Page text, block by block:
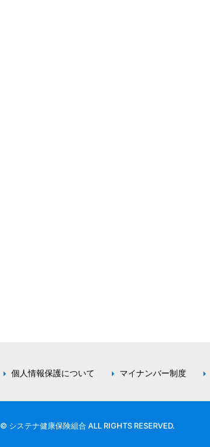
個人情報保護について マイナンバー制度
© システナ健康保険組合 ALL RIGHTS RESERVED.